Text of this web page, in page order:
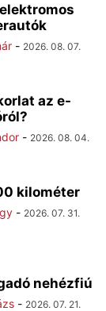
- 2026. 08. 07.
az e-
- 2026. 08. 04.
kilométer
- 2026. 07. 31.
nehézfiú
- 2026. 07. 21.